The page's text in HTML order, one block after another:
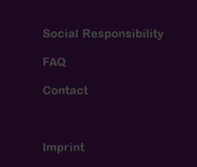
Social Responsibility
FAQ
Contact
Imprint